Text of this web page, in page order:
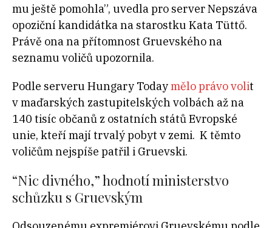
mu ještě pomohla”, uvedla pro server Nepszáva
opoziční kandidátka na starostku Kata Tüttő.
Právě ona na přítomnost Gruevského na
seznamu voličů upozornila.
Podle serveru Hungary Todaymělo právo volit
v maďarských zastupitelských volbách až na
140 tisíc občanů z ostatních států Evropské
unie, kteří mají trvalý pobyt v zemi. K těmto
voličům nejspíše patřil i Gruevski.
“Nic divného,” hodnotí ministerstvo
schůzku s Gruevským